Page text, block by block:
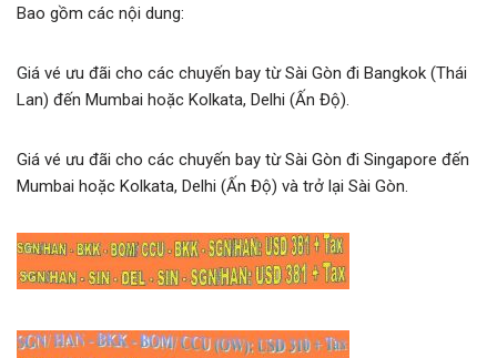
Bao gồm các nội dung:
Giá vé ưu đãi cho các chuyến bay từ Sài Gòn đi Bangkok (Thái
Lan) đến Mumbai hoặc Kolkata, Delhi (Ấn Độ).
Giá vé ưu đãi cho các chuyến bay từ Sài Gòn đi Singapore đến
Mumbai hoặc Kolkata, Delhi (Ấn Độ) và trở lại Sài Gòn.